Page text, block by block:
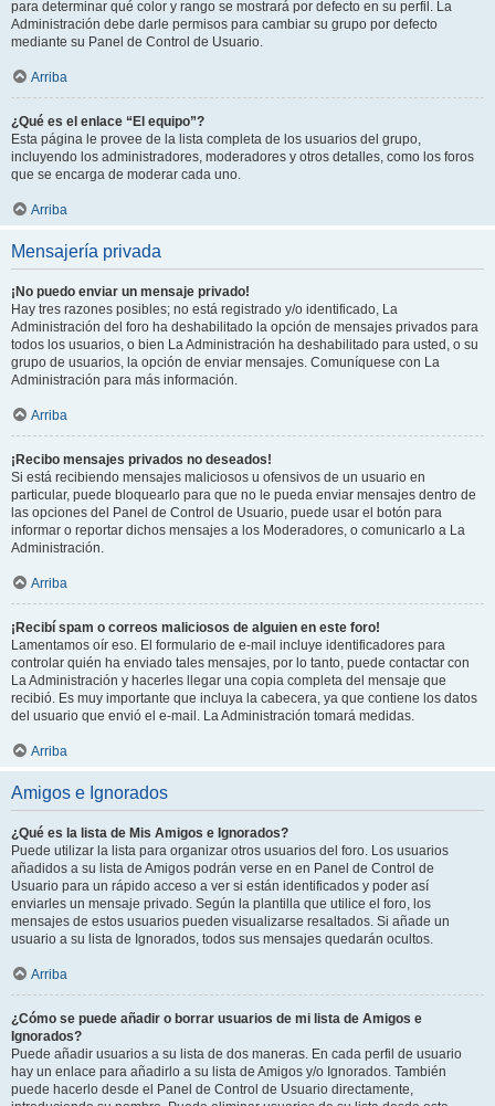
para determinar qué color y rango se mostrará por defecto en su perfil. La
Administración debe darle permisos para cambiar su grupo por defecto
mediante su Panel de Control de Usuario.
Arriba
¿Qué es el enlace “El equipo”?
Esta página le provee de la lista completa de los usuarios del grupo,
incluyendo los administradores, moderadores y otros detalles, como los foros
que se encarga de moderar cada uno.
Arriba
Mensajería privada
¡No puedo enviar un mensaje privado!
Hay tres razones posibles; no está registrado y/o identificado, La
Administración del foro ha deshabilitado la opción de mensajes privados para
todos los usuarios, o bien La Administración ha deshabilitado para usted, o su
grupo de usuarios, la opción de enviar mensajes. Comuníquese con La
Administración para más información.
Arriba
¡Recibo mensajes privados no deseados!
Si está recibiendo mensajes maliciosos u ofensivos de un usuario en
particular, puede bloquearlo para que no le pueda enviar mensajes dentro de
las opciones del Panel de Control de Usuario, puede usar el botón para
informar o reportar dichos mensajes a los Moderadores, o comunicarlo a La
Administración.
Arriba
¡Recibí spam o correos maliciosos de alguien en este foro!
Lamentamos oír eso. El formulario de e-mail incluye identificadores para
controlar quién ha enviado tales mensajes, por lo tanto, puede contactar con
La Administración y hacerles llegar una copia completa del mensaje que
recibió. Es muy importante que incluya la cabecera, ya que contiene los datos
del usuario que envió el e-mail. La Administración tomará medidas.
Arriba
Amigos e Ignorados
¿Qué es la lista de Mis Amigos e Ignorados?
Puede utilizar la lista para organizar otros usuarios del foro. Los usuarios
añadidos a su lista de Amigos podrán verse en en Panel de Control de
Usuario para un rápido acceso a ver si están identificados y poder así
enviarles un mensaje privado. Según la plantilla que utilice el foro, los
mensajes de estos usuarios pueden visualizarse resaltados. Si añade un
usuario a su lista de Ignorados, todos sus mensajes quedarán ocultos.
Arriba
¿Cómo se puede añadir o borrar usuarios de mi lista de Amigos e
Ignorados?
Puede añadir usuarios a su lista de dos maneras. En cada perfil de usuario
hay un enlace para añadirlo a su lista de Amigos y/o Ignorados. También
puede hacerlo desde el Panel de Control de Usuario directamente,